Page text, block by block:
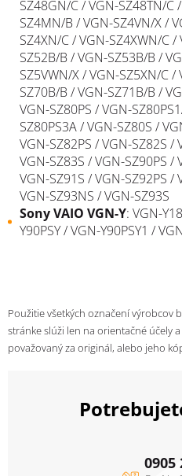
SZ48GN/C / VGN-SZ48TN/C
SZ4MN/B / VGN-SZ4VN/X /
SZ4XN/C / VGN-SZ4XWN/C
SZ52B/B / VGN-SZ53B/B /
SZ5VWN/X / VGN-SZ5XN/C
SZ70B/B / VGN-SZ71B/B /
VGN-SZ80PS / VGN-
SZ80PS3A / VGN-SZ80S /
VGN-SZ82PS / VGN-SZ82S /
VGN-SZ83S / VGN-SZ90PS /
VGN-SZ91S / VGN-SZ92PS /
VGN-SZ93NS / VGN-SZ93S
SonyVAIO VGN-Y: VGN-
Y90PSY / VGN-Y90PSY1 /
Použitie všetkých označení výrobcov
stránke slúži len na orientačné účely
považovaný za originál, alebo jeho
0905